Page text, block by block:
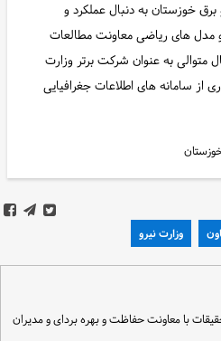
خوزستان به دنبال عملکرد و
مدل های ریاضی معاونت مطالعات
به عنوان شرکت برتر وزارت
از سامانه های اطلاعات جغرافیایی
وزارت نیرو
معاونت حفاظت و بهره بردای و مدیران